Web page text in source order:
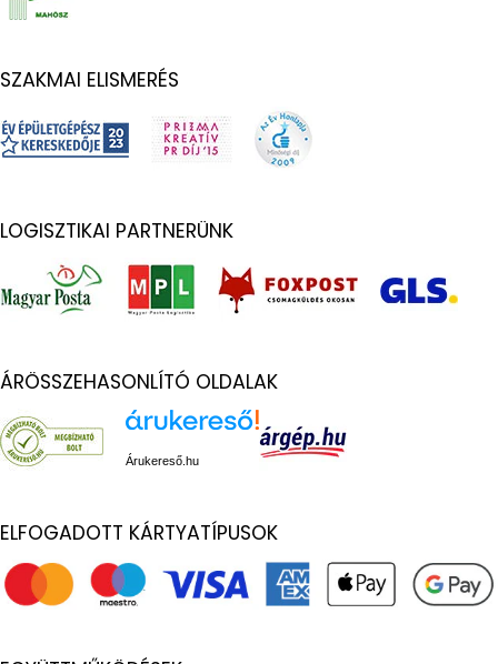
SZAKMAI ELISMERÉS
LOGISZTIKAI PARTNERÜNK
ÁRÖSSZEHASONLÍTÓ OLDALAK
Árukereső.hu
ELFOGADOTT KÁRTYATÍPUSOK